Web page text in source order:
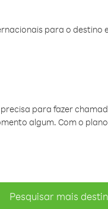
para o
para fazer
algum. Com o
Pesquisar mais